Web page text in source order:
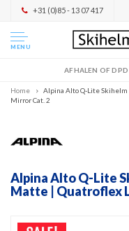
+31 (0)85 - 13 07 417
MENU
AFHALEN OF
Home
Alpina Alto Q-Lite
Mirror Cat. 2
Alpina Alto Q-Lite
Matte | Quatroflex